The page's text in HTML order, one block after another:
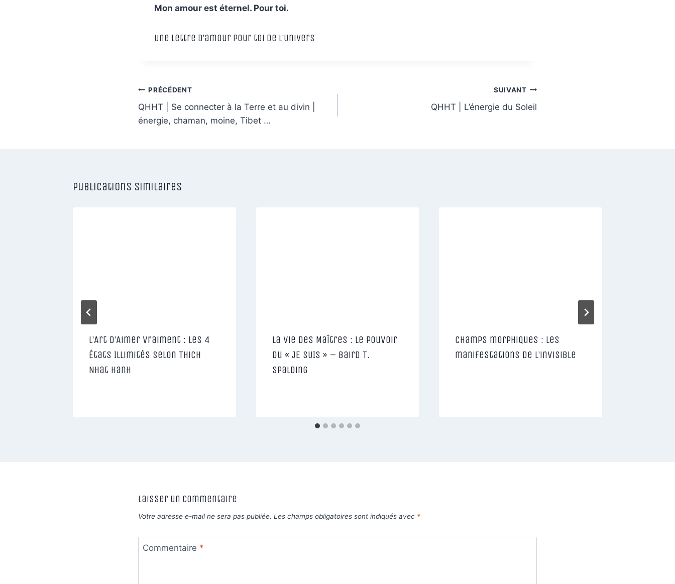
Mon amour est éternel. Pour toi.
Une lettre d’amour pour toi de l’Univers
Navigation
de
l’article
PRÉCÉDENT
QHHT | Se connecter à la Terre et au divin |
énergie, chaman, moine, Tibet …
SUIVANT
QHHT | L’énergie du Soleil
Publications similaires
L’Art d’Aimer Vraiment : Les 4
États Illimités selon Thich
Nhat Hanh
La Vie des Maîtres : Le Pouvoir
du « JE SUIS » – Baird T.
Spalding
Champs morphiques : les
manifestations de l’invisible
Laisser un commentaire
Votre adresse e-mail ne sera pas publiée. Les champs obligatoires sont indiqués avec *
Commentaire *